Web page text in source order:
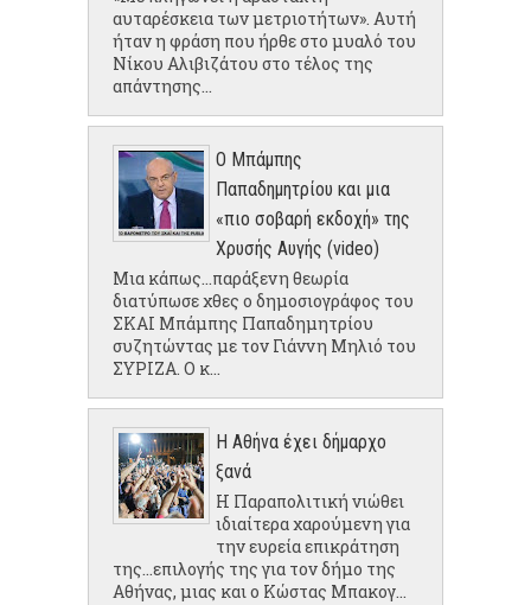
αυταρέσκεια των μετριοτήτων». Αυτή
ήταν η φράση που ήρθε στο μυαλό του
Νίκου Αλιβιζάτου στο τέλος της
απάντησης...
Ο Μπάμπης
Παπαδημητρίου και μια
«πιο σοβαρή εκδοχή» της
Χρυσής Αυγής (video)
Μια κάπως...παράξενη θεωρία
διατύπωσε χθες ο δημοσιογράφος του
ΣΚΑΙ Μπάμπης Παπαδημητρίου
συζητώντας με τον Γιάννη Μηλιό του
ΣΥΡΙΖΑ. Ο κ...
Η Αθήνα έχει δήμαρχο
ξανά
Η Παραπολιτική νιώθει
ιδιαίτερα χαρούμενη για
την ευρεία επικράτηση
της...επιλογής της για τον δήμο της
Αθήνας, μιας και ο Κώστας Μπακογ...